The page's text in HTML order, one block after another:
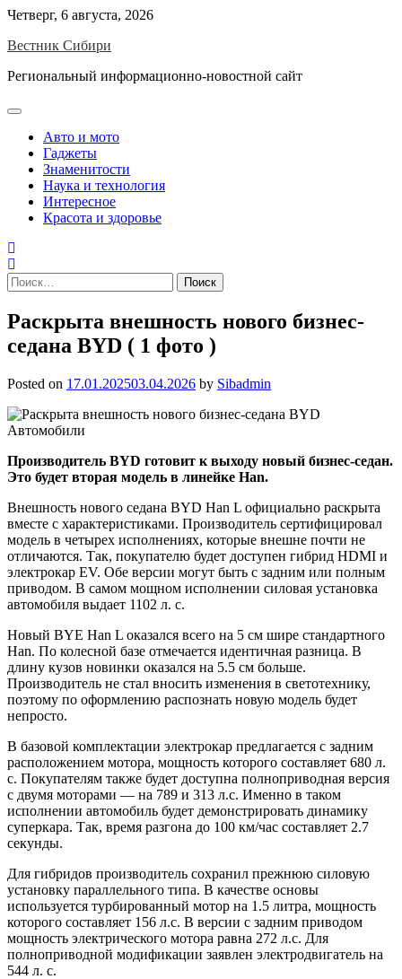
Skip
content
Четверг, 6 августа, 2026
Вестник Сибири
Региональный информационно-новостной сайт
Авто и мото
Гаджеты
Знаменитости
Наука и технология
Интересное
Красота и здоровье
Найти:
Раскрыта внешность нового бизнес-
седана BYD ( 1 фото )
Posted on 17.01.202503.04.2026 by Sibadmin
Производитель BYD готовит к выходу новый бизнес-седан.
Это будет вторая модель в линейке Han.
Внешность нового седана BYD Han L официально раскрыта
вместе с характеристиками. Производитель сертифицировал
модель в четырех исполнениях, которые внешне почти не
отличаются. Так, покупателю будет доступен гибрид HDMI и
электрокар EV. Обе версии могут быть с задним или полным
приводом. В самом мощном исполнении силовая установка
автомобиля выдает 1102 л. с.
Новый BYE Han L оказался всего на 5 см шире стандартного
Han. По колесной базе отмечается идентичная разница. В
длину кузов новинки оказался на 5.5 см больше.
Производитель не стал вносить изменения в светотехнику,
поэтому по оформлению распознать новую модель будет
непросто.
В базовой комплектации электрокар предлагается с задним
расположением мотора, мощность которого составляет 680 л.
с. Покупателям также будет доступна полноприводная версия
с двумя моторами — на 789 и 313 л.с. Именно в таком
исполнении автомобиль будет демонстрировать динамику
суперкара. Так, время разгона до 100 км/час составляет 2.7
секунды.
Для гибридов производитель сохранил прежнюю силовую
установку параллельного типа. В качестве основы
используется турбированный мотор на 1.5 литра, мощность
которого составляет 156 л.с. В версии с задним приводом
мощность электрического мотора равна 272 л.с. Для
полноприводной модификации заявлен электродвигатель на
544 л. с.